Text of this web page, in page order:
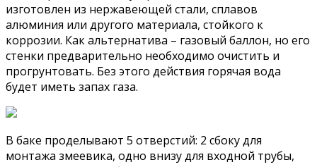
изготовлен из нержавеющей стали, сплавов
алюминия или другого материала, стойкого к
коррозии. Как альтернатива – газовый баллон, но его
стенки предварительно необходимо очистить и
прогрунтовать. Без этого действия горячая вода
будет иметь запах газа.
В баке проделывают 5 отверстий: 2 сбоку для
монтажа змеевика, одно внизу для входной трубы,